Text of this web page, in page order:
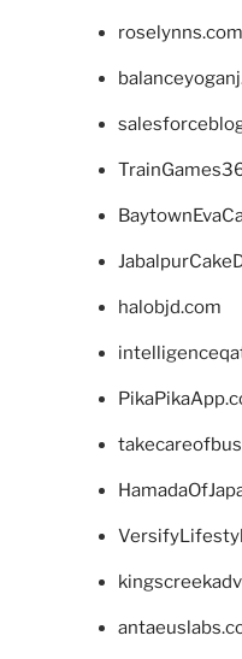
roselynns.com
halobjd.com